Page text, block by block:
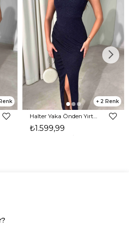
2
₺1.599,99